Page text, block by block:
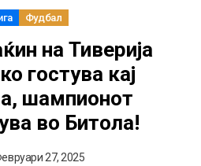
Фудбал
на Тиверија
гостува кај
шампионот
во Битола!
27, 2025